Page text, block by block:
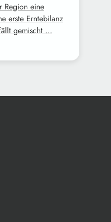
Region eine
erste Erntebilanz
gemischt …